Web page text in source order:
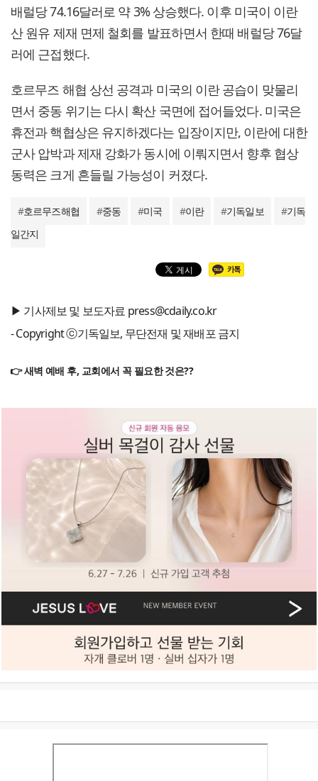
배럴당 74.16달러로 약 3% 상승했다. 이후 미국이 이란
산 원유 제재 면제 철회를 발표하면서 한때 배럴당 76달
러에 근접했다.
호르무즈 해협 상선 공격과 미국의 이란 공습이 맞물리
면서 중동 위기는 다시 확산 국면에 접어들었다. 미국은
휴전과 핵협상은 유지하겠다는 입장이지만, 이란에 대한
군사 압박과 제재 강화가 동시에 이뤄지면서 향후 협상
동력은 크게 흔들릴 가능성이 커졌다.
#호르무즈해협 #중동 #미국 #이란 #기독일보 #기독
일간지
▶ 기사제보 및 보도자료 press@cdaily.co.kr
- Copyright ⓒ기독일보, 무단전재 및 재배포 금지
👉 새벽 예배 후, 교회에서 꼭 필요한 것은??